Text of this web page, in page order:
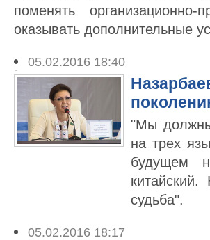
поменять
оказывать дополнительные
05.02.2016 18:40
"Мы должны
на трех
будущем
судьба".
05.02.2016 18:17